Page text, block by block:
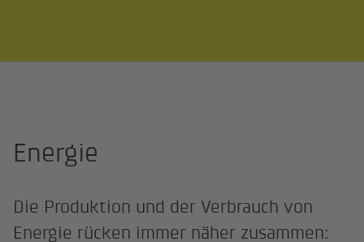
Energie
Die Produktion und der Verbrauch von
Energie rücken immer näher zusammen: